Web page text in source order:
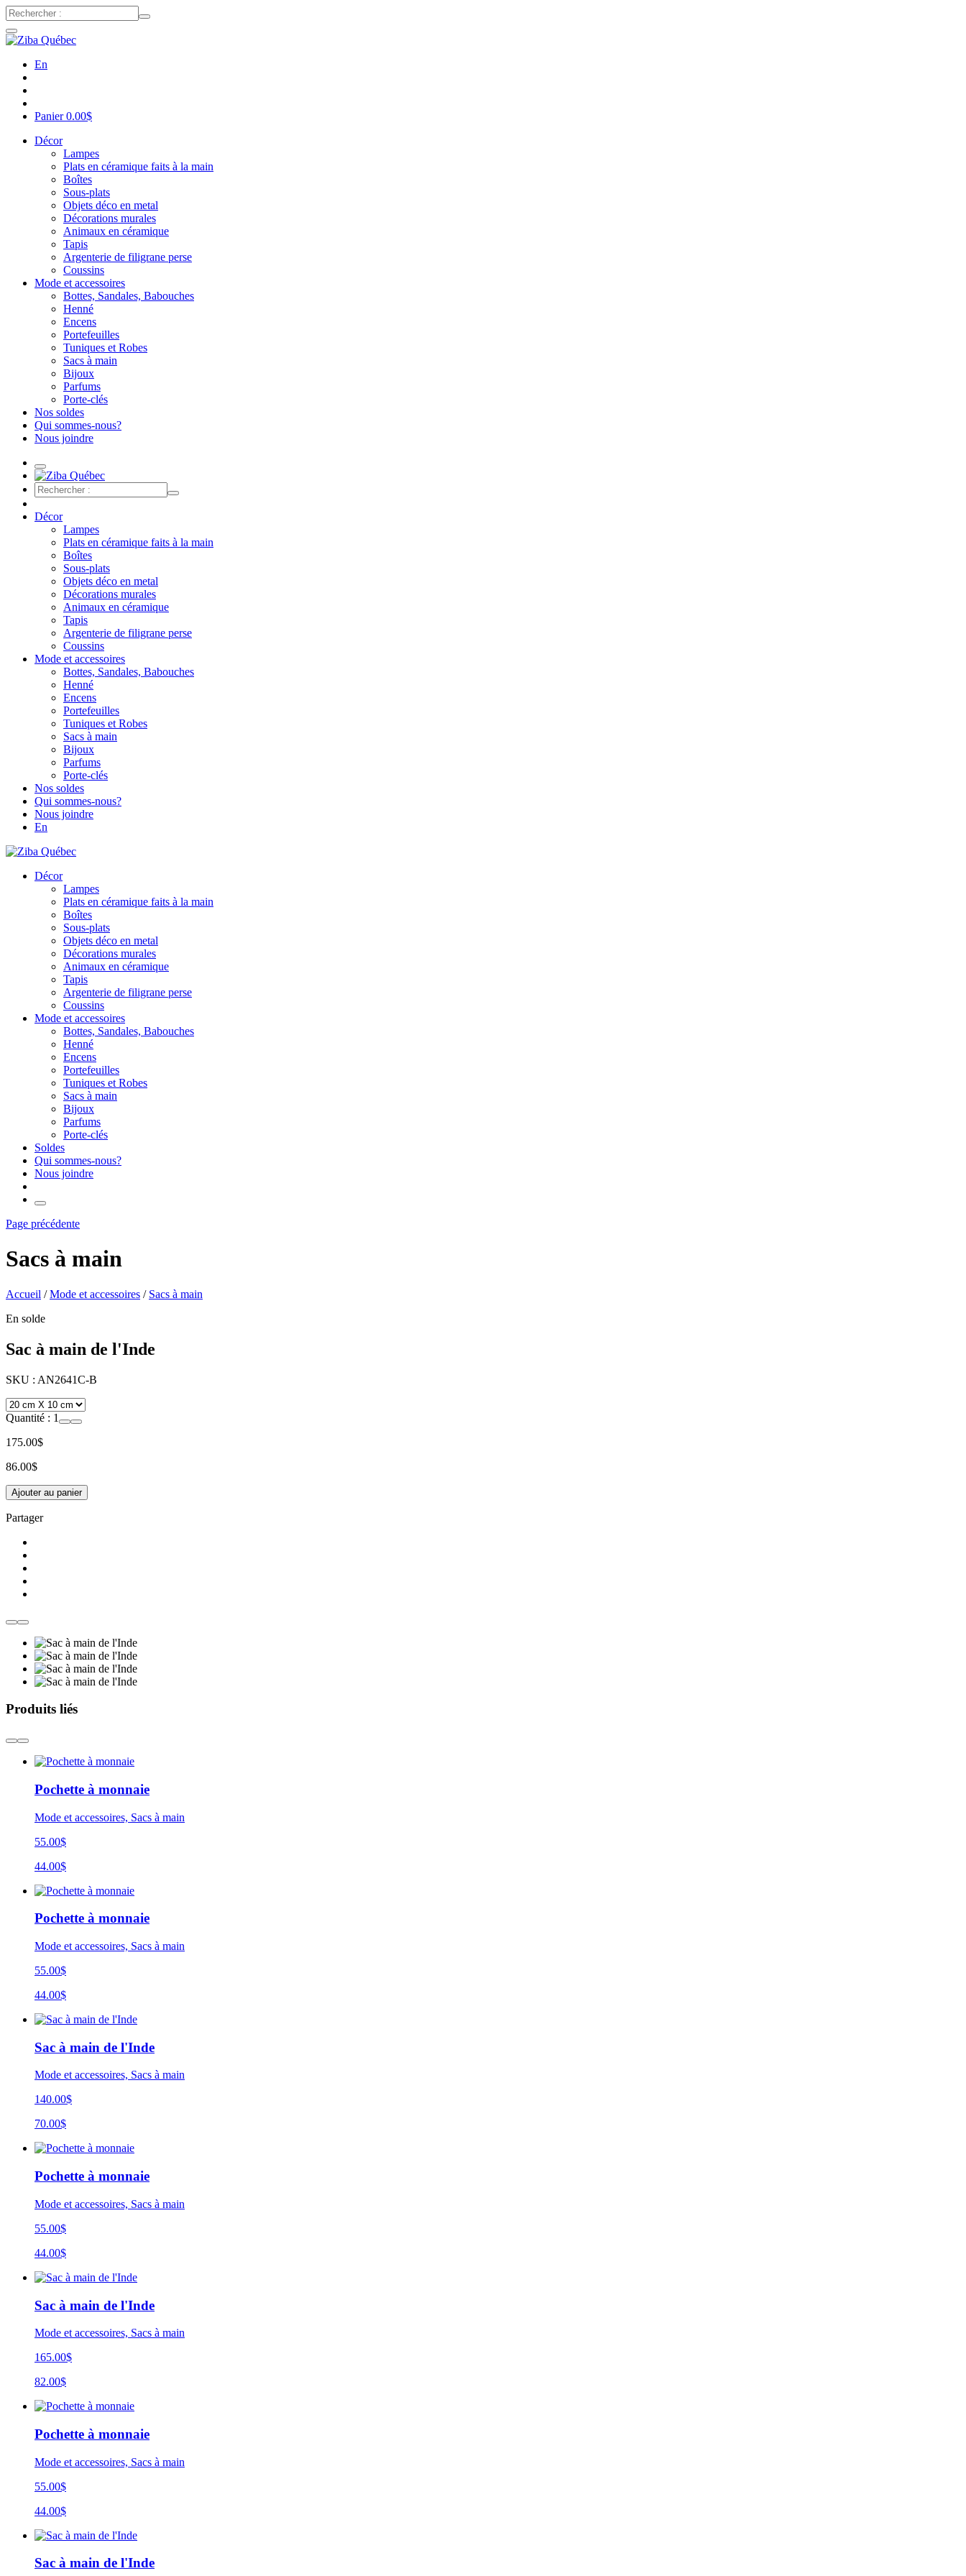
En
Panier0.00$
Décor
Lampes
Plats en céramique faits à la main
Boîtes
Sous-plats
Objets déco en metal
Décorations murales
Animaux en céramique
Tapis
Argenterie de filigrane perse
Coussins
Mode et accessoires
Bottes, Sandales, Babouches
Henné
Encens
Portefeuilles
Tuniques et Robes
Sacs à main
Bijoux
Parfums
Porte-clés
Nos soldes
Qui sommes-nous?
Nous joindre
Décor
Lampes
Plats en céramique faits à la main
Boîtes
Sous-plats
Objets déco en metal
Décorations murales
Animaux en céramique
Tapis
Argenterie de filigrane perse
Coussins
Mode et accessoires
Bottes, Sandales, Babouches
Henné
Encens
Portefeuilles
Tuniques et Robes
Sacs à main
Bijoux
Parfums
Porte-clés
Nos soldes
Qui sommes-nous?
Nous joindre
En
Décor
Lampes
Plats en céramique faits à la main
Boîtes
Sous-plats
Objets déco en metal
Décorations murales
Animaux en céramique
Tapis
Argenterie de filigrane perse
Coussins
Mode et accessoires
Bottes, Sandales, Babouches
Henné
Encens
Portefeuilles
Tuniques et Robes
Sacs à main
Bijoux
Parfums
Porte-clés
Soldes
Qui sommes-nous?
Nous joindre
Page précédente
Sacs à main
Accueil /Mode et accessoires / Sacs à main
En solde
Sac à main de l'Inde
SKU : AN2641C-B
Quantité : 1
175.00$
86.00$
Ajouter au panier
Partager
Produits liés
Pochette à monnaie
Mode et accessoires, Sacs à main
55.00$
44.00$
Pochette à monnaie
Mode et accessoires, Sacs à main
55.00$
44.00$
Sac à main de l'Inde
Mode et accessoires, Sacs à main
140.00$
70.00$
Pochette à monnaie
Mode et accessoires, Sacs à main
55.00$
44.00$
Sac à main de l'Inde
Mode et accessoires, Sacs à main
165.00$
82.00$
Pochette à monnaie
Mode et accessoires, Sacs à main
55.00$
44.00$
Sac à main de l'Inde